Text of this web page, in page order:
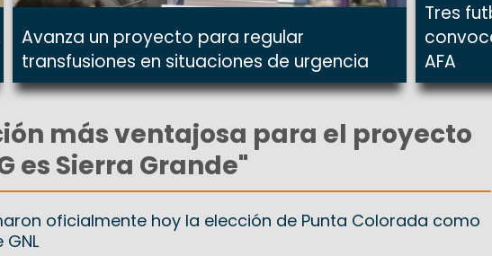
Avanza un proyecto para regular
transfusiones en situaciones de urgencia
Tres
AFA
más ventajosa para el proyecto
es Sierra Grande"
oficialmente hoy la elección de Punta Colorada como